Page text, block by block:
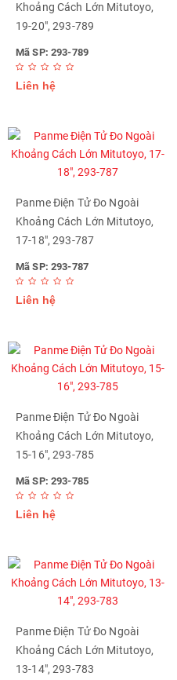
Khoảng Cách Lớn Mitutoyo,
19-20", 293-789
Mã SP: 293-789
Liên hệ
Panme Điện Tử Đo Ngoài
Khoảng Cách Lớn Mitutoyo,
17-18", 293-787
Mã SP: 293-787
Liên hệ
Panme Điện Tử Đo Ngoài
Khoảng Cách Lớn Mitutoyo,
15-16", 293-785
Mã SP: 293-785
Liên hệ
Panme Điện Tử Đo Ngoài
Khoảng Cách Lớn Mitutoyo,
13-14", 293-783